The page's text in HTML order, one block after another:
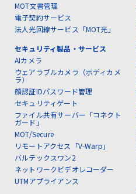
MOT文書管理
電子契約サービス
法人光回線サービス「MOT光」
セキュリティ製品・サービス
AIカメラ
ウェアラブルカメラ（ボディカメ
ラ）
顔認証IDパスワード管理
セキュリティゲート
ファイル共有サーバー「コネクト
ガード」
MOT/Secure
リモートアクセス「V-Warp」
バルテックスワン2
ネットワークビデオレコーダー
UTMアプライアンス